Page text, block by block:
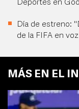
Deportes en
Día de estreno:
de la FIFA en
MÁS EN EL